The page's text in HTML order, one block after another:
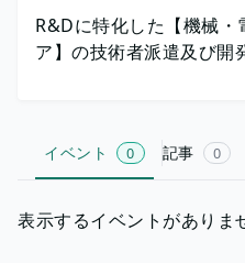
R&Dに特化した【機械・
ア】の技術者派遣及び開
イベント 0 記事 0
表示するイベントがありま